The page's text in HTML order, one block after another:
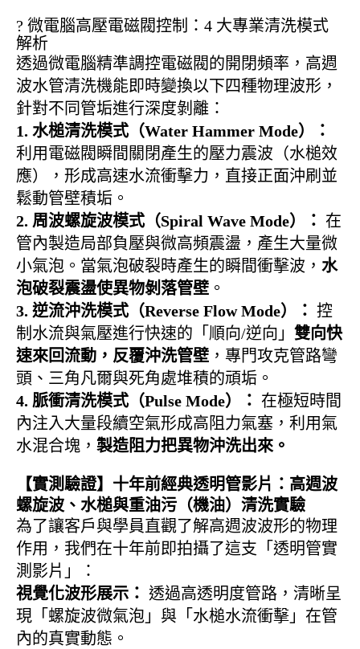
?️ 微電腦高壓電磁閥控制：4 大專業清洗模式
解析
透過微電腦精準調控電磁閥的開閉頻率，高週
波水管清洗機能即時變換以下四種物理波形，
針對不同管垢進行深度剝離：
1. 水槌清洗模式（Water Hammer Mode）：
利用電磁閥瞬間關閉產生的壓力震波（水槌效
應），形成高速水流衝擊力，直接正面沖刷並
鬆動管壁積垢。
2. 周波螺旋波模式（Spiral Wave Mode）： 在
管內製造局部負壓與微高頻震盪，產生大量微
小氣泡。當氣泡破裂時產生的瞬間衝擊波， 水
泡破裂震盪使異物剝落管壁 。
3. 逆流沖洗模式（Reverse Flow Mode）： 控
制水流與氣壓進行快速的「順向/逆向」 雙向快
速來回流動，反覆沖洗管壁 ，專門攻克管路彎
頭、三角凡爾與死角處堆積的頑垢。
4. 脈衝清洗模式（Pulse Mode）： 在極短時間
內注入大量段續空氣形成高阻力氣塞，利用氣
水混合塊， 製造阻力把異物沖洗出來。
【實測驗證】十年前經典透明管影片：高週波
螺旋波、水槌與重油污（機油）清洗實驗
為了讓客戶與學員直觀了解高週波波形的物理
作用，我們在十年前即拍攝了這支「透明管實
測影片」：
視覺化波形展示： 透過高透明度管路，清晰呈
現「螺旋波微氣泡」與「水槌水流衝擊」在管
內的真實動態。